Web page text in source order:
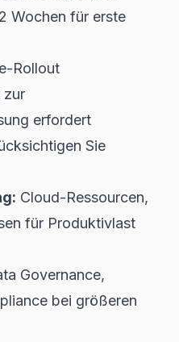
Wochen für erste
Rollout
zur
erfordert
Sie
Cloud-Ressourcen,
für Produktivlast
Governance,
bei größeren